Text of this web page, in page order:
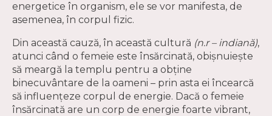
energetice în organism, ele se vor manifesta, de
asemenea, în corpul fizic.
Din această cauză, în această cultură (n.r – indiană),
atunci când o femeie este însărcinată, obișnuiește
să meargă la templu pentru a obține
binecuvântare de la oameni – prin asta ei încearcă
să influențeze corpul de energie. Dacă o femeie
însărcinată are un corp de energie foarte vibrant,